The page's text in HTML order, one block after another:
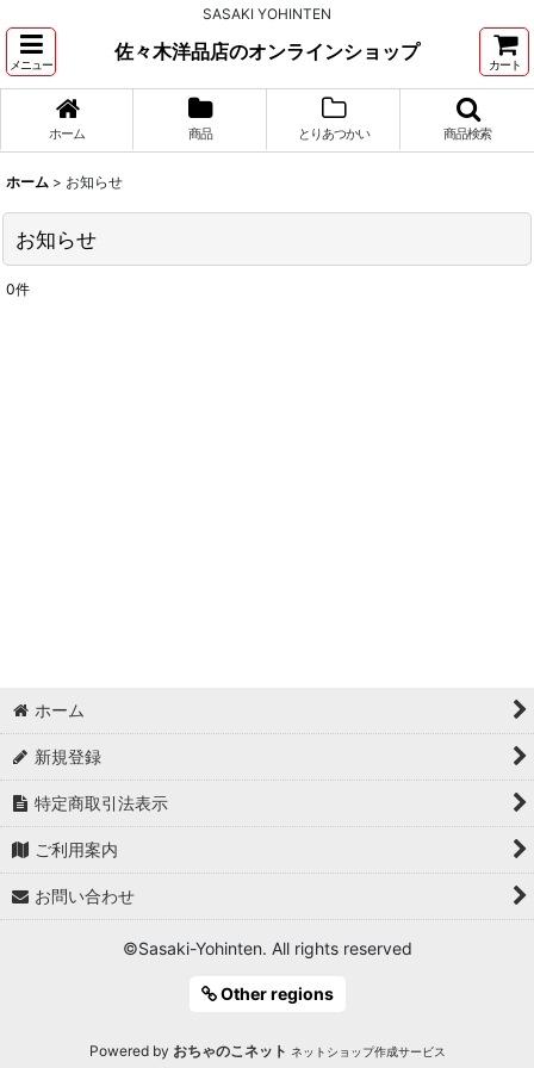
SASAKI YOHINTEN
メニュー
佐々木洋品店のオンラインショップ
カート
ホーム 商品 とりあつかい 商品検索
ホーム > お知らせ
お知らせ
0件
ホーム
新規登録
特定商取引法表示
ご利用案内
お問い合わせ
©Sasaki-Yohinten. All rights reserved
Other regions
Powered by おちゃのこネット ネットショップ作成サービス